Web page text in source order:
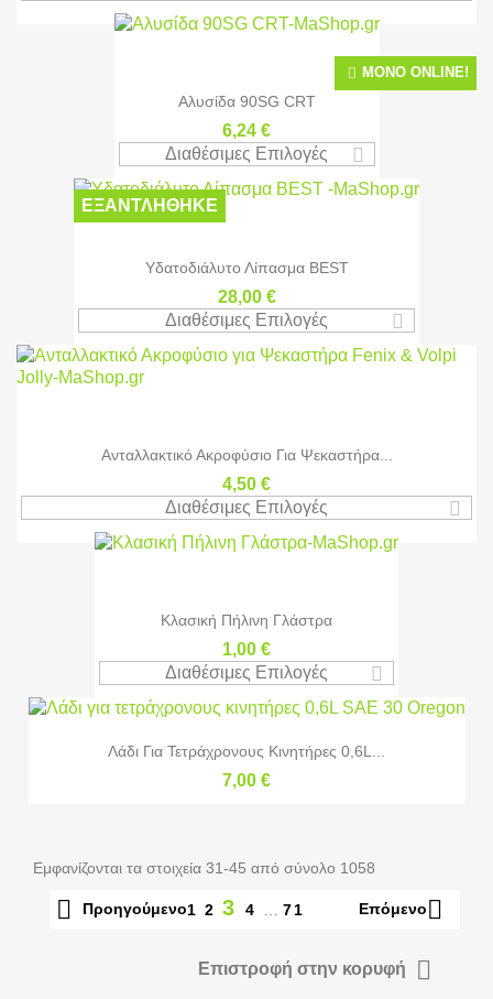
ΜΌΝΟ ONLINE!
Αλυσίδα 90SG CRT
6,24 €
Διαθέσιμες Επιλογές
Υδατοδιάλυτο Λίπασμα BEST
28,00 €
Διαθέσιμες Επιλογές
ΕΞΑΝΤΛΉΘΗΚΕ
Ανταλλακτικό Ακροφύσιο Για Ψεκαστήρα...
4,50 €
Διαθέσιμες Επιλογές
Κλασική Πήλινη Γλάστρα
1,00 €
Διαθέσιμες Επιλογές
Λάδι Για Τετράχρονους Κινητήρες 0,6L...
7,00 €
Εμφανίζονται τα στοιχεία 31-45 από σύνολο 1058
 Προηγούμενο1 2 3 4 71 Επόμενο
Επιστροφή στην κορυφή 